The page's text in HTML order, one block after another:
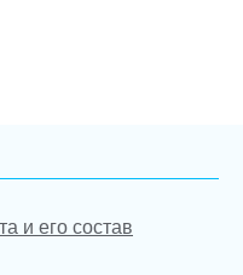
и его состав